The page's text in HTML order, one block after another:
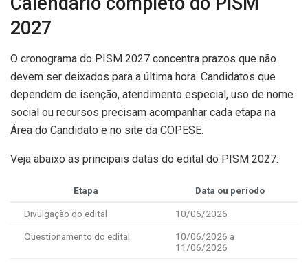
2027
O cronograma do PISM 2027 concentra prazos que não
devem ser deixados para a última hora. Candidatos que
dependem de isenção, atendimento especial, uso de nome
social ou recursos precisam acompanhar cada etapa na
Área do Candidato e no site da COPESE.
Veja abaixo as principais datas do edital do PISM 2027:
Etapa Data ou período
Divulgação do edital 10/06/2026
Questionamento do edital
10/06/2026 a
11/06/2026